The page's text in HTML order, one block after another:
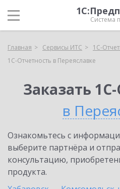
Система
Главная Сервисы ИТС
1С-
1С-Отчетность в Переяславке
Заказать
в
Ознакомьтесь с
выберите партнёра и
консультацию,
продукта.